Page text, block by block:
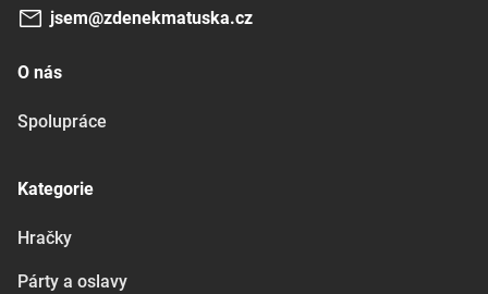
jsem@zdenekmatuska.cz
O nás
Spolupráce
Kategorie
Hračky
Párty a oslavy